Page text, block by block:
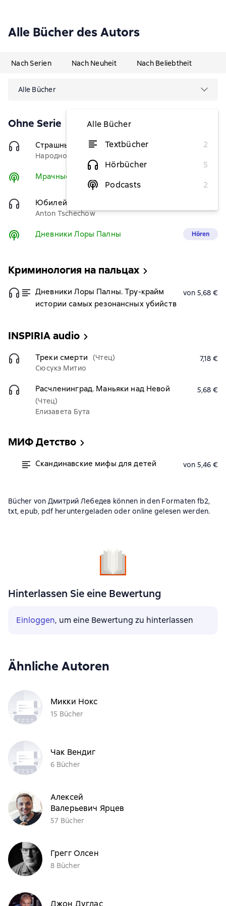
Alle Bücher des Autors
Nach Serien Nach Neuheit Nach Beliebtheit
Alle Bücher
Alle Bücher
Textbücher
2
Hörbücher
5
Podcasts
2
Ohne Serie
Страшные сказки о нечистой силе
Народное творчество (Фольклор)
5,14 €
Мрачные сказки
Юбилей
Anton Tschechow
Дневники Лоры Палны Hören
Криминология на пальцах
Дневники Лоры Палны. Тру-крайм
истории самых резонансных убийств
von 5,68 €
INSPIRIA audio
Треки смерти
(Чтец)
Сюсукэ Митио
7,18 €
Расчленинград. Маньяки над Невой
(Чтец)
Елизавета Бута
5,68 €
МИФ Детство
Скандинавские мифы для детей von 5,46 €
Bücher von Дмитрий Лебедев können in den Formaten fb2,
txt, epub, pdf heruntergeladen oder online gelesen werden.
Hinterlassen Sie eine Bewertung
Einloggen, um eine Bewertung zu hinterlassen
Ähnliche Autoren
Микки Нокс
15 Bücher
Чак Вендиг
6 Bücher
Алексей
Валерьевич Ярцев
57 Bücher
Грегг Олсен
8 Bücher
Джон Дуглас